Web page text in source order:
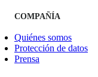
COMPAÑÍA
Quiénes somos
Protección de datos
Prensa